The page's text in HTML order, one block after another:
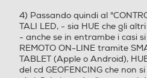
4) Passando quindi al
TALI LED, - sia HUE che gli
- anche se in entrambe i casi
REMOTO ON-LINE tramite
TABLET (Apple o Android),
del cd GEOFENCING che non